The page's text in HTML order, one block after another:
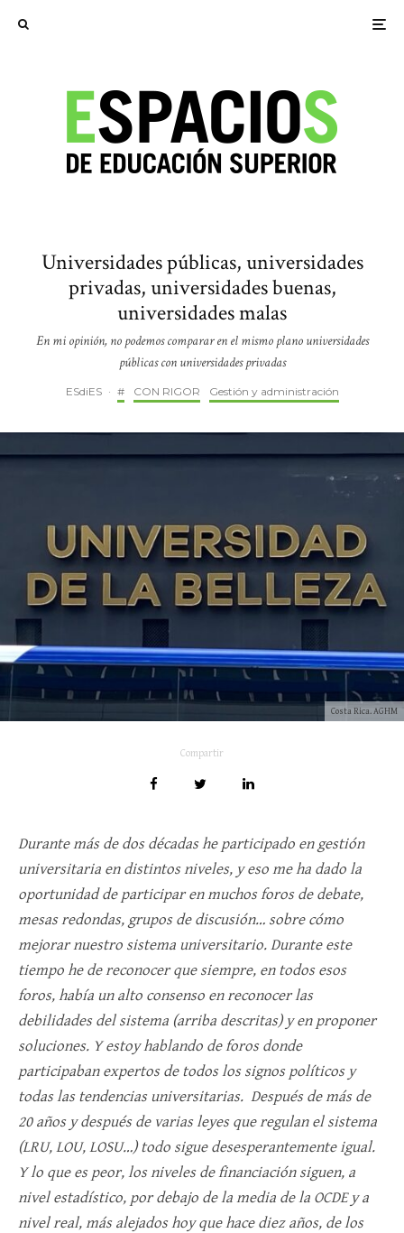
Universidades públicas, universidades
privadas, universidades buenas,
universidades malas
En mi opinión, no podemos comparar en el mismo plano universidades
públicas con universidades privadas
ESdiES · # CON RIGOR Gestión y administración
Costa Rica. AGHM
Compartir
Durante más de dos décadas he participado en gestión
universitaria en distintos niveles, y eso me ha dado la
oportunidad de participar en muchos foros de debate,
mesas redondas, grupos de discusión… sobre cómo
mejorar nuestro sistema universitario. Durante este
tiempo he de reconocer que siempre, en todos esos
foros, había un alto consenso en reconocer las
debilidades del sistema (arriba descritas) y en proponer
soluciones. Y estoy hablando de foros donde
participaban expertos de todos los signos políticos y
todas las tendencias universitarias. Después de más de
20 años y después de varias leyes que regulan el sistema
(LRU, LOU, LOSU…) todo sigue desesperantemente igual.
Y lo que es peor, los niveles de financiación siguen, a
nivel estadístico, por debajo de la media de la OCDE y a
nivel real, más alejados hoy que hace diez años, de los